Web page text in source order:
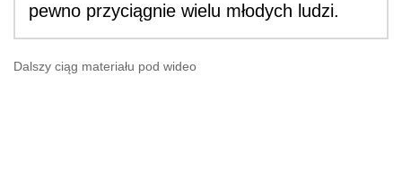
pewno przyciągnie wielu młodych ludzi.
Dalszy ciąg materiału pod wideo